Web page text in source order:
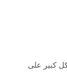
كبير على